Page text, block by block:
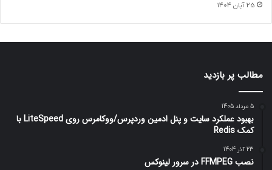
25 آبان 1404
مطالب پر بازدید
5 مرداد 1405
بهبود عملکرد سایت و پنل ادمین وردپرس/ووکامرس روی LiteSpeed با
کمک Redis
23 آذر 1404
نصب FFMPEG در سرور لینوکس